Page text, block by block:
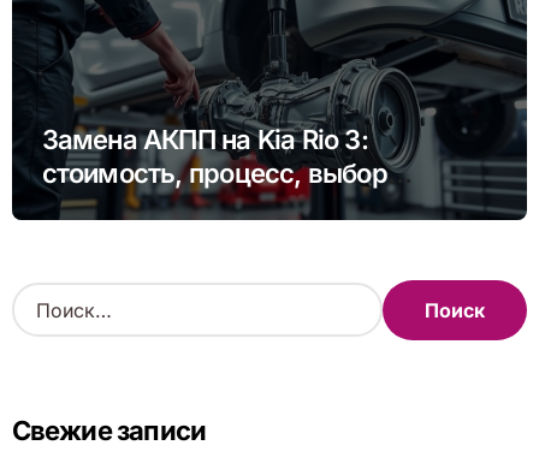
Замена АКПП на Kia Rio 3:
стоимость, процесс, выбор
сервиса
Н
а
:Свежие записи